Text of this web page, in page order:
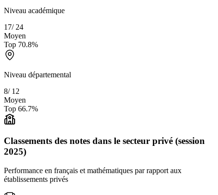
Niveau académique
17/ 24
Moyen
Top 70.8%
Niveau départemental
8/ 12
Moyen
Top 66.7%
Classements des notes dans le secteur privé (session
2025)
Performance en français et mathématiques par rapport aux
établissements privés